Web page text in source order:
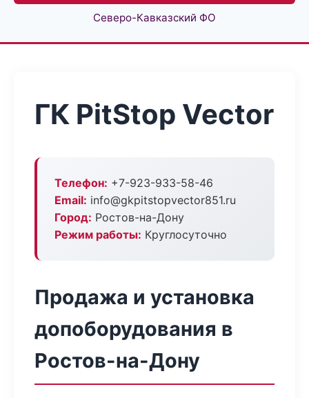
Северо-Кавказский ФО
ГК PitStop Vector
Телефон: +7-923-933-58-46
Email: info@gkpitstopvector851.ru
Город: Ростов-на-Дону
Режим работы: Круглосуточно
Продажа и установка
допоборудования в
Ростов-на-Дону